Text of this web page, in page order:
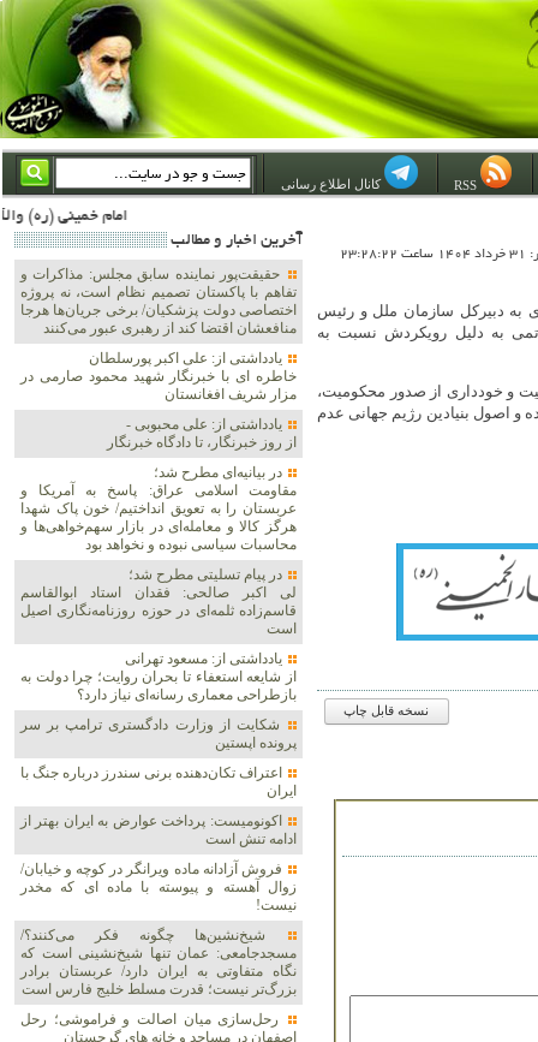
کانال اطلاع رسانی
امام خمینی (ره) والله اسلام تمامش سیاست است؛ ***** امام شهید: به گفتار امام و کردار امام اهتمام بورزید ***** امام خمینی(ره): ان شاء الله ما اندوه دلمان را در وقت مناسب با انتقام از امریکا و
به دبیرکل سازمان ملل و رئیس
به دلیل رویکردش نسبت به
و خودداری از صدور محکومیت،
اصول بنیادین رژیم جهانی عدم
نسخه قابل چاپ
آخرين اخبار و مطالب
حقیقت‌پور نماینده سابق مجلس: مذاکرات و
تفاهم با پاکستان تصمیم نظام است، نه پروژه
اختصاصی دولت پزشکیان/ برخی جریان‌ها هرجا
منافعشان اقتضا کند از رهبری عبور می‌کنند
یادداشتی از: علی اکبر پورسلطان
خاطره ای با خبرنگار شهید محمود صارمی در
مزار شریف افغانستان
یادداشتی از: علی محبوبی -
از روز خبرنگار، تا دادگاه خبرنگار
در بیانیه‌ای مطرح شد؛
مقاومت اسلامی عراق: پاسخ به آمریکا و
عربستان را به تعویق انداختیم/ خون پاک شهدا
هرگز کالا و معامله‌ای در بازار سهم‌خواهی‌ها و
محاسبات سیاسی نبوده و نخواهد بود
در پیام تسلیتی مطرح شد؛
لی اکبر صالحی: فقدان استاد ابوالقاسم
قاسم‌زاده ثلمه‌ای در حوزه روزنامه‌نگاری اصیل
است
یادداشتی از: مسعود تهرانی
از شایعه استعفاء تا بحران روایت؛ چرا دولت به
بازطراحی معماری رسانه‌ای نیاز دارد؟
شکایت از وزارت دادگستری ترامپ بر سر
پرونده اپستین
اعتراف تکان‌دهنده برنی سندرز درباره جنگ با
ایران
اکونومیست: پرداخت عوارض به ایران بهتر از
ادامه تنش است
فروش آزادانه ماده ویرانگر در کوچه و خیابان/
زوال آهسته و پیوسته با ماده ای که مخدر
نیست!
شیخ‌نشین‌ها چگونه فکر می‌کنند؟/
مسجدجامعی: عمان تنها شیخ‌نشینی است که
نگاه متفاوتی به ایران دارد/ عربستان برادر
بزرگ‌تر نیست؛ قدرت مسلط خلیج فارس است
رحل‌سازی میان اصالت و فراموشی؛ رحل
اصفهان در مساجد و خانه های گرجستان